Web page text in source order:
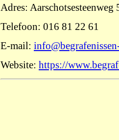
Adres: Aarschotsesteenweg
Telefoon: 016 81 22 61
E-mail:
Website: https://